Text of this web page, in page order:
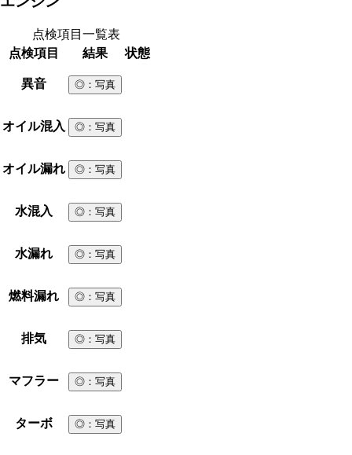
点検項目一覧表
点検項目
結果 状態
異音 ◎ ：写真
オイル混入 ◎ ：写真
オイル漏れ ◎ ：写真
水混入 ◎ ：写真
水漏れ ◎ ：写真
燃料漏れ ◎ ：写真
排気 ◎ ：写真
マフラー ◎ ：写真
ターボ ◎ ：写真